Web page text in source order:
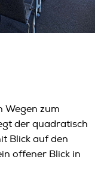
Wegen zum
der quadratisch
Blick auf den
offener Blick in